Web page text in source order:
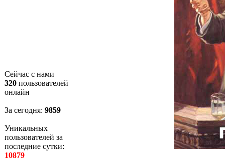
Сейчас с нами
320 пользователей
онлайн
За сегодня: 9859
Уникальных
пользователей за
последние сутки:
10879